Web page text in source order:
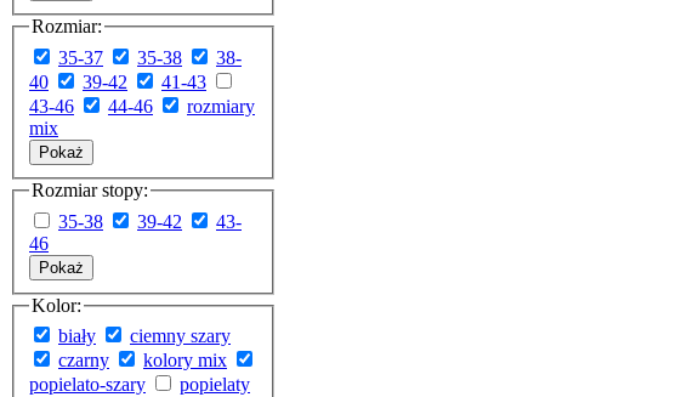
Rozmiar:
35-37
35-38
38-
40
39-42
41-43
43-46
44-46
rozmiary
mix
Pokaż
Rozmiar stopy:
35-38
39-42
43-
46
Pokaż
Kolor:
biały
ciemny szary
czarny
kolory mix
popielato-szary
popielaty